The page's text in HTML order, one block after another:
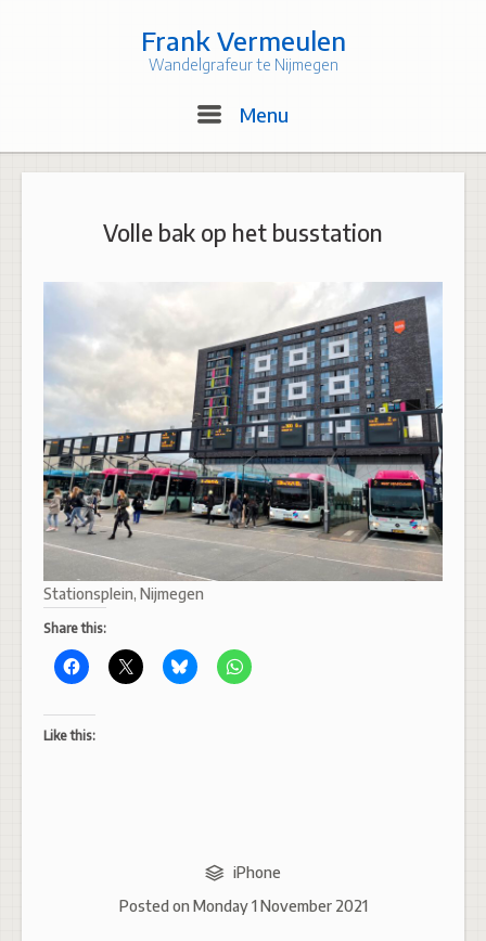
Frank Vermeulen
Wandelgrafeur te Nijmegen
Menu
Volle bak op het busstation
Stationsplein, Nijmegen
Share this:
Like this:
iPhone
Posted on Monday 1 November 2021